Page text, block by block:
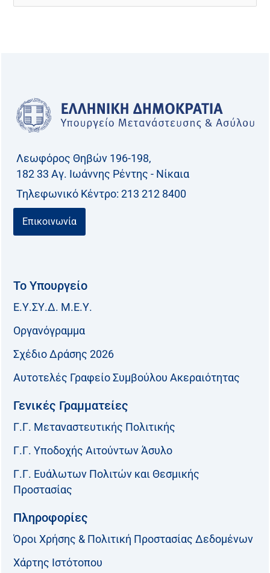
ν
σ
Λεωφόρος Θηβών 196-198,
182 33 Aγ. Ιωάννης Ρέντης - Νίκαια
Τηλεφωνικό Kέντρο: 213 212 8400
Επικοινωνία
Το Υπουργείο
Ε.Υ.ΣΥ.Δ. Μ.Ε.Υ.
Οργανόγραμμα
Σχέδιο Δράσης 2026
Αυτοτελές Γραφείο Συμβούλου Ακεραιότητας
Γενικές Γραμματείες
Γ.Γ. Μεταναστευτικής Πολιτικής
Γ.Γ. Υποδοχής Αιτούντων Άσυλο
Γ.Γ. Ευάλωτων Πολιτών και Θεσμικής
Προστασίας
Πληροφορίες
Όροι Χρήσης & Πολιτική Προστασίας Δεδομένων
Χάρτης Ιστότοπου